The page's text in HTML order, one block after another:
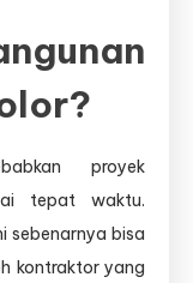
proyek
tepat waktu.
sebenarnya bisa
kontraktor yang